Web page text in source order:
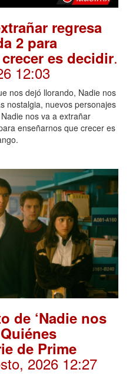
regresa
2 para
es decidir.
12:03
nos dejó llorando, Nadie nos
nostalgia, nuevos personajes
nos va a extrañar
enseñarnos que crecer es
de ‘Nadie nos
de Prime
2026 12:27